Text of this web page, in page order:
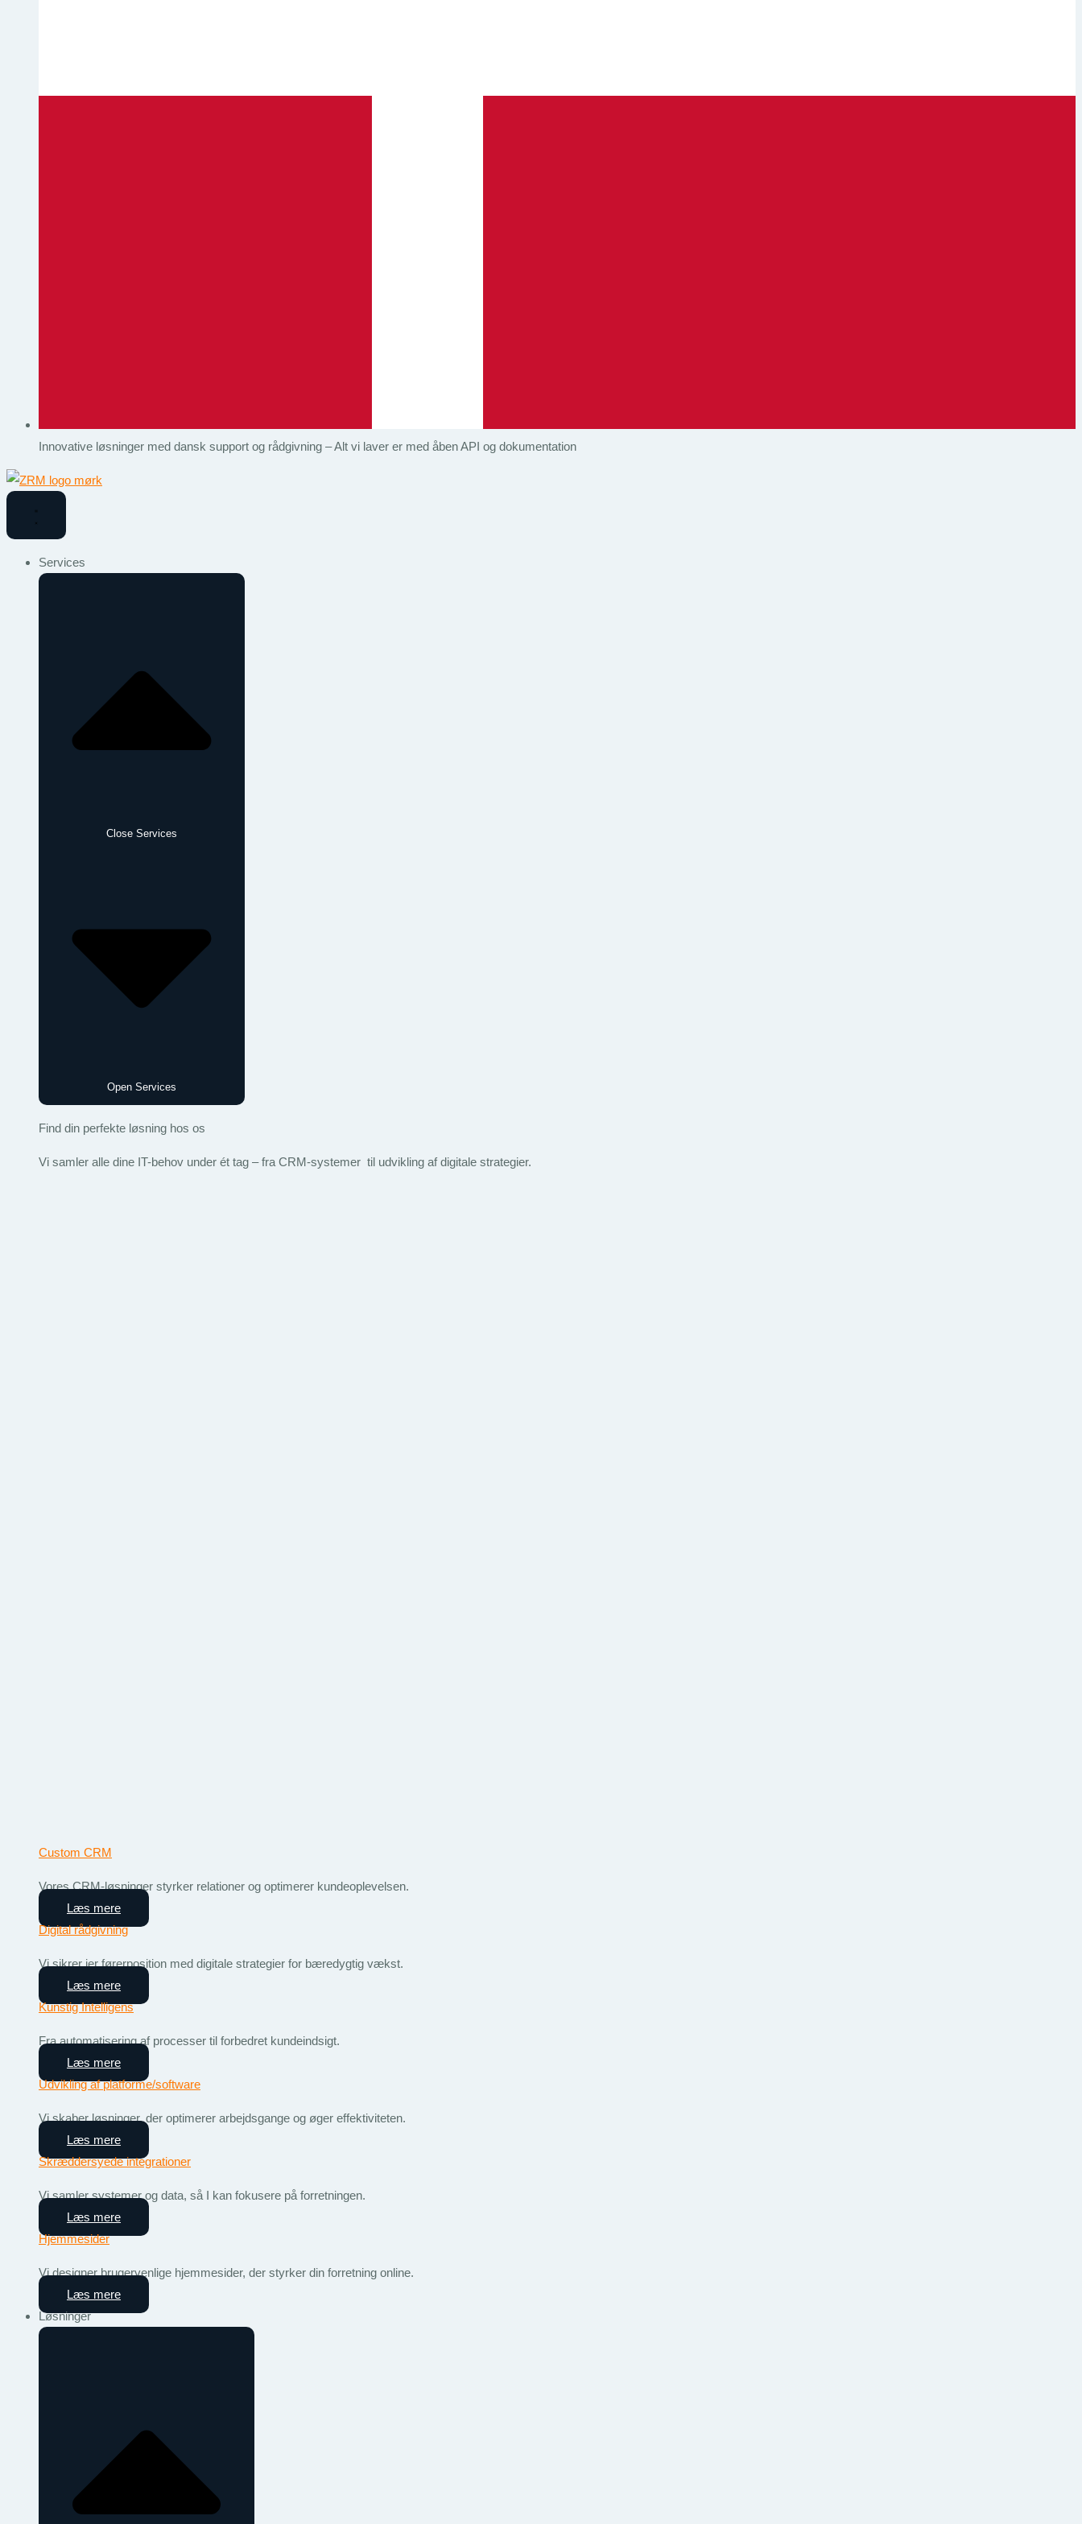
Innovative løsninger med dansk support og rådgivning – Alt vi laver er med åben API og dokumentation
Services
Close Services
Open Services
Find din perfekte løsning hos os
Vi samler alle dine IT-behov under ét tag – fra CRM-systemer til udvikling af digitale strategier.
Custom CRM
Vores CRM-løsninger styrker relationer og optimerer kundeoplevelsen.
Læs mere
Digital rådgivning
Vi sikrer jer førerposition med digitale strategier for bæredygtig vækst.
Læs mere
Kunstig Intelligens
Fra automatisering af processer til forbedret kundeindsigt.
Læs mere
Udvikling af platforme/software
Vi skaber løsninger, der optimerer arbejdsgange og øger effektiviteten.
Læs mere
Skræddersyede integrationer
Vi samler systemer og data, så I kan fokusere på forretningen.
Læs mere
Hjemmesider
Vi designer brugervenlige hjemmesider, der styrker din forretning online.
Læs mere
Løsninger